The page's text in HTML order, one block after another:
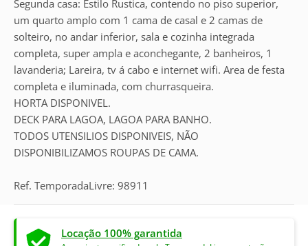
Segunda casa: Estilo Rustica, contendo no piso superior,
um quarto amplo com 1 cama de casal e 2 camas de
solteiro, no andar inferior, sala e cozinha integrada
completa, super ampla e aconchegante, 2 banheiros, 1
lavanderia; Lareira, tv á cabo e internet wifi. Area de festa
completa e iluminada, com churrasqueira.
HORTA DISPONIVEL.
DECK PARA LAGOA, LAGOA PARA BANHO.
TODOS UTENSILIOS DISPONIVEIS, NÃO
DISPONIBILIZAMOS ROUPAS DE CAMA.
Ref. TemporadaLivre: 98911
Locação 100% garantida